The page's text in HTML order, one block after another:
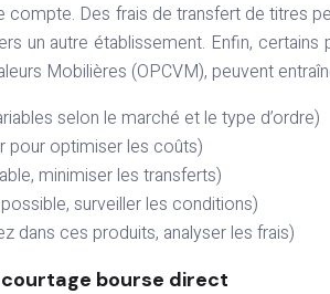
compte. Des frais de transfert de titres
un autre établissement. Enfin,
Mobilières (OPCVM), peuvent
selon le marché et le type d’ordre)
pour optimiser les coûts)
minimiser les transferts)
surveiller les conditions)
dans ces produits, analyser les frais)
bourse direct